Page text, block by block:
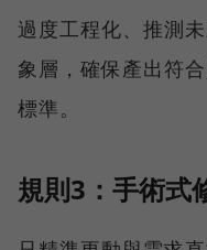
過度工程化、推測
象層，確保產出符
標準。
規則3：手術式